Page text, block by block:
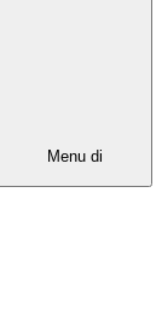
Menu di